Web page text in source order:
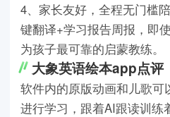
4、家长友好，全程无门槛
键翻译+学习报告周报，即
为孩子最可靠的启蒙教练。
大象英语绘本app点评
软件内的原版动画和儿歌可
进行学习，跟着AI跟读训练